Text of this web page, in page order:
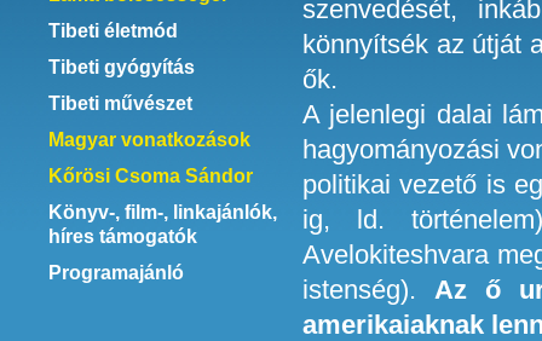
Tibeti életmód
Tibeti gyógyítás
Tibeti művészet
Magyar vonatkozások
Kőrösi Csoma Sándor
Könyv-, film-, linkajánlók,
híres támogatók
Programajánló
szenvedését,
könnyítsék az útját
ők.
A jelenlegi dalai
hagyományozási
politikai vezető is
ig, ld.
Avelokiteshvara
istenség).Az ő
amerikaiaknak